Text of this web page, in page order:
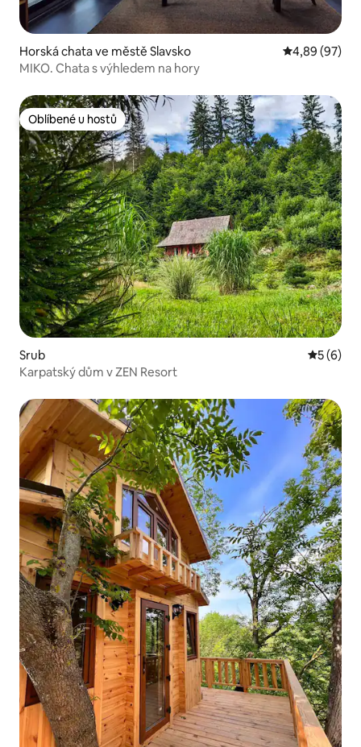
Horská chata ve městě Slavsko Průměrné
4,89 (97)
MIKO. Chata s výhledem na hory
Oblíbené u hostů
Oblíbené u hostů
Srub
5 (6)
Karpatský dům v ZEN Resort